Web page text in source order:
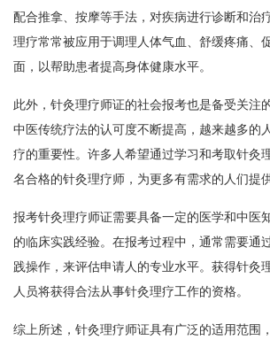
配合推拿、按摩等手法，对疾病进行诊断和治
理疗常常被应用于调理人体气血、舒缓疼痛、
面，以帮助患者提高身体健康水平。
此外，针灸理疗师证的社会报考也是备受关注
中医传统疗法的认可度不断提高，越来越多的
疗的重要性。许多人希望通过学习和考取针灸
名合格的针灸理疗师，为更多有需求的人们提
报考针灸理疗师证需要具备一定的医学和中医
的临床实践经验。在报考过程中，通常需要通
践操作，来评估申请人的专业水平。获得针灸
人员将获得合法从事针灸理疗工作的资格。
综上所述，针灸理疗师证具有广泛的适用范围